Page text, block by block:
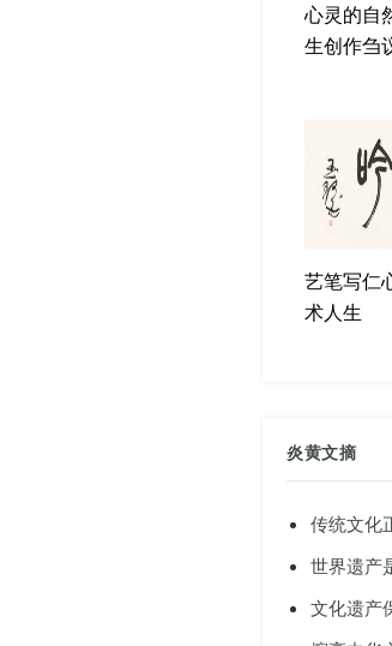
心灵的自
生创作刍
艺笔写仁
术人生
炎黄文摘
传统文化
世界遗产
文化遗产